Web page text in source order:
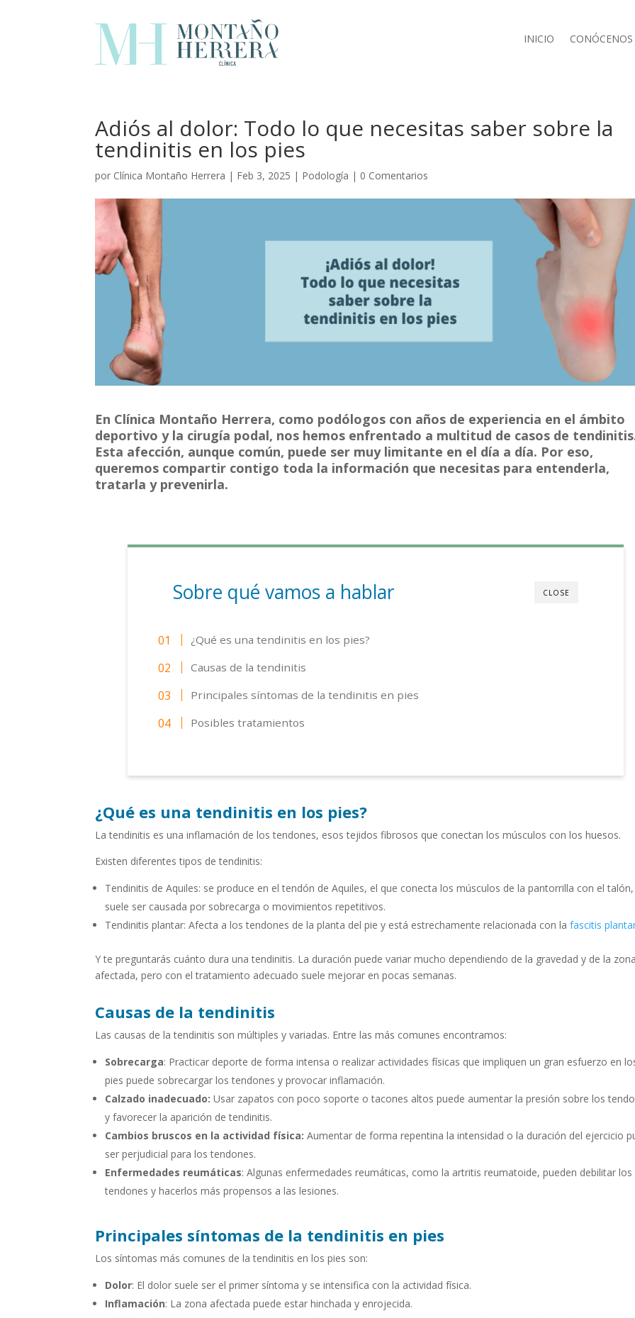
INICIO CONÓCENOS
Adiós al dolor: Todo lo que necesitas saber sobre la
tendinitis en los pies
por Clínica Montaño Herrera | Feb 3, 2025 | Podología | 0 Comentarios
En Clínica Montaño Herrera, como podólogos con años de experiencia en el ámbito
deportivo y la cirugía podal, nos hemos enfrentado a multitud de casos de
Esta afección, aunque común, puede ser muy limitante en el día a día. Por eso,
queremos compartir contigo toda la información que necesitas para entenderla,
tratarla y prevenirla.
CLOSE
Sobre qué vamos a hablar
¿Qué es una tendinitis en los pies?
Causas de la tendinitis
Principales síntomas de la tendinitis en pies
Posibles tratamientos
¿Qué es una tendinitis en los pies?
La tendinitis es una inflamación de los tendones, esos tejidos fibrosos que conectan los músculos con los huesos.
Existen diferentes tipos de tendinitis:
Tendinitis de Aquiles: se produce en el tendón de Aquiles, el que conecta los músculos de la pantorrilla con el
suele ser causada por sobrecarga o movimientos repetitivos.
Tendinitis plantar: Afecta a los tendones de la planta del pie y está estrechamente relacionada con lafascitis
Y te preguntarás cuánto dura una tendinitis. La duración puede variar mucho dependiendo de la gravedad y de la zona
afectada, pero con el tratamiento adecuado suele mejorar en pocas semanas.
Causas de la tendinitis
Las causas de la tendinitis son múltiples y variadas. Entre las más comunes encontramos:
Sobrecarga: Practicar deporte de forma intensa o realizar actividades físicas que impliquen un gran esfuerzo en
pies puede sobrecargar los tendones y provocar inflamación.
Calzado inadecuado: Usar zapatos con poco soporte o tacones altos puede aumentar la presión sobre los
y favorecer la aparición de tendinitis.
Cambios bruscos en la actividad física: Aumentar de forma repentina la intensidad o la duración del ejercicio
ser perjudicial para los tendones.
Enfermedades reumáticas: Algunas enfermedades reumáticas, como la artritis reumatoide, pueden debilitar los
tendones y hacerlos más propensos a las lesiones.
Principales síntomas de la tendinitis en pies
Los síntomas más comunes de la tendinitis en los pies son:
Dolor: El dolor suele ser el primer síntoma y se intensifica con la actividad física.
Inflamación: La zona afectada puede estar hinchada y enrojecida.